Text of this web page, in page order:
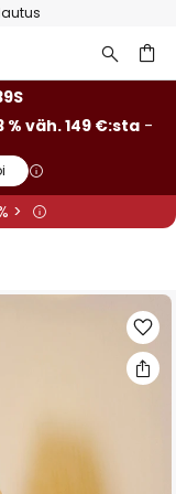
% väh. 149 €:sta -
>